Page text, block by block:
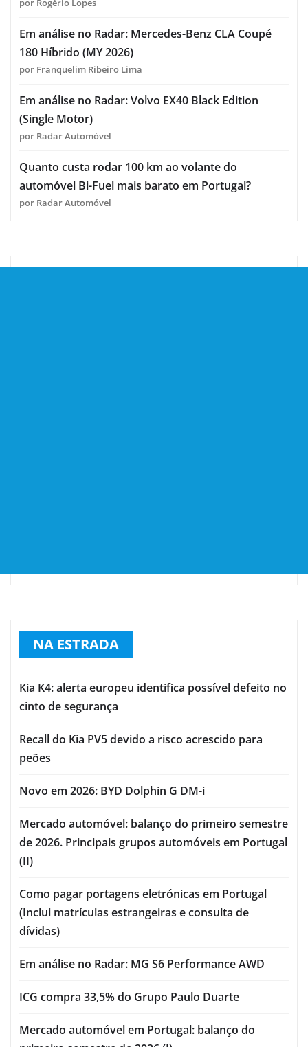
Em análise no Radar: Mercedes-Benz CLA Coupé
180 Híbrido (MY 2026)
por Franquelim Ribeiro Lima
Em análise no Radar: Volvo EX40 Black Edition
(Single Motor)
por Radar Automóvel
Quanto custa rodar 100 km ao volante do
automóvel Bi-Fuel mais barato em Portugal?
por Radar Automóvel
NA ESTRADA
Kia K4: alerta europeu identifica possível defeito no
cinto de segurança
Recall do Kia PV5 devido a risco acrescido para
peões
Novo em 2026: BYD Dolphin G DM-i
Mercado automóvel: balanço do primeiro semestre
de 2026. Principais grupos automóveis em Portugal
(II)
Como pagar portagens eletrónicas em Portugal
(Inclui matrículas estrangeiras e consulta de
dívidas)
Em análise no Radar: MG S6 Performance AWD
ICG compra 33,5% do Grupo Paulo Duarte
Mercado automóvel em Portugal: balanço do